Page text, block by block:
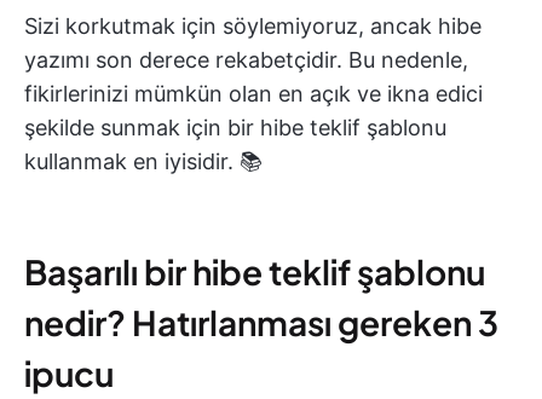
Sizi korkutmak için söylemiyoruz, ancak hibe
yazımı son derece rekabetçidir. Bu nedenle,
fikirlerinizi mümkün olan en açık ve ikna edici
şekilde sunmak için bir hibe teklif şablonu
kullanmak en iyisidir. 📚
Başarılı bir hibe teklif şablonu
nedir? Hatırlanması gereken 3
ipucu